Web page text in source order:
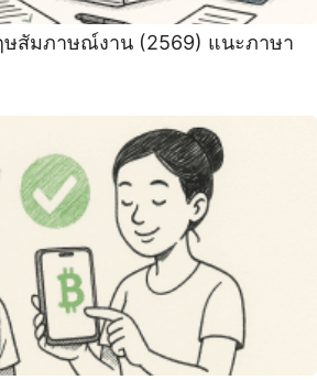
ษสัมภาษณ์งาน (2569) ‍แนะภาษา